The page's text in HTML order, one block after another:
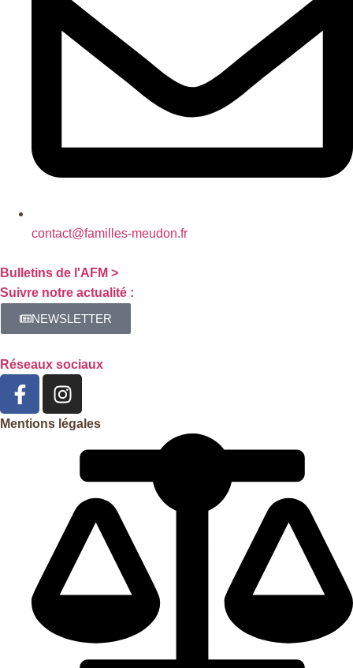
contact@familles-meudon.fr
Bulletins de l'AFM >
Suivre notre actualité :
NEWSLETTER
Réseaux sociaux
Mentions légales